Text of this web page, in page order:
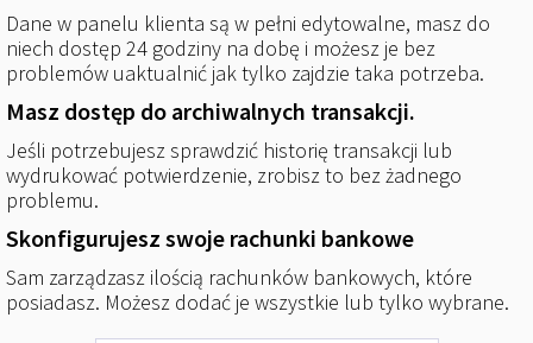
Dane w panelu klienta są w pełni edytowalne, masz do
niech dostęp 24 godziny na dobę i możesz je bez
problemów uaktualnić jak tylko zajdzie taka potrzeba.
Masz dostęp do archiwalnych transakcji.
Jeśli potrzebujesz sprawdzić historię transakcji lub
wydrukować potwierdzenie, zrobisz to bez żadnego
problemu.
Skonfigurujesz swoje rachunki bankowe
Sam zarządzasz ilością rachunków bankowych, które
posiadasz. Możesz dodać je wszystkie lub tylko wybrane.